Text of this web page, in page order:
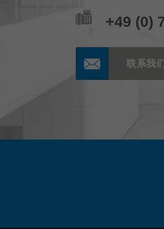
+49 (0)
联系我们